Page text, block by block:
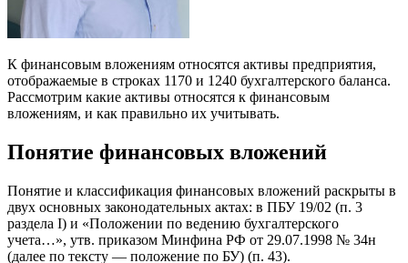
К финансовым вложениям относятся активы предприятия,
отображаемые в строках 1170 и 1240 бухгалтерского баланса.
Рассмотрим какие активы относятся к финансовым
вложениям, и как правильно их учитывать.
Понятие финансовых вложений
Понятие и классификация финансовых вложений раскрыты в
двух основных законодательных актах: в ПБУ 19/02 (п. 3
раздела I) и «Положении по ведению бухгалтерского
учета…», утв. приказом Минфина РФ от 29.07.1998 № 34н
(далее по тексту — положение по БУ) (п. 43).